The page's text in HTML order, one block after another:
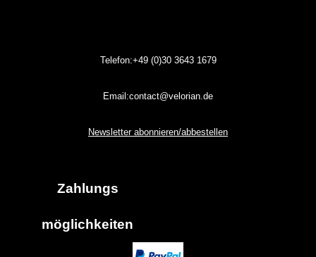
Telefon:+49 (0)3036431679
Email:contact@velorian.de
Newsletter abonnieren/abbestellen
Zahlungs
möglich keiten